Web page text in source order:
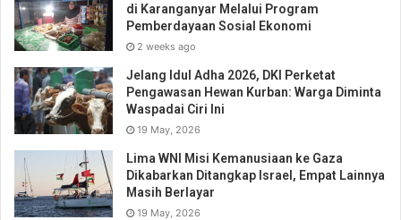
di Karanganyar Melalui Program
Pemberdayaan Sosial Ekonomi
2 weeks ago
Jelang Idul Adha 2026, DKI Perketat
Pengawasan Hewan Kurban: Warga Diminta
Waspadai Ciri Ini
19 May, 2026
Lima WNI Misi Kemanusiaan ke Gaza
Dikabarkan Ditangkap Israel, Empat Lainnya
Masih Berlayar
19 May, 2026